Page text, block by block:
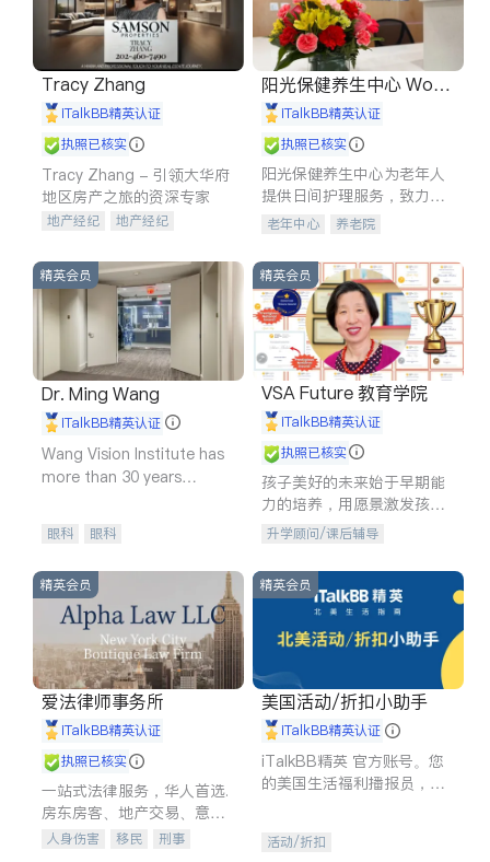
Tracy Zhang
iTalkBB精英认证
执照已核实
Tracy Zhang - 引领大华府
地区房产之旅的资深专家
地产经纪
地产经纪
商铺租售
开发商建商
阳光保健养生中心 World
shine
iTalkBB精英认证
执照已核实
阳光保健养生中心为老年人
提供日间护理服务，致力于
通过持续的护理创新来有效
老年中心 养老院
精英会员
Dr. Ming Wang
iTalkBB精英认证
Wang Vision Institute has
more than 30 years
眼科 眼科
精英会员
VSA Future 教育学院
iTalkBB精英认证
执照已核实
孩子美好的未来始于早期能
力的培养，用愿景激发孩子
的学习潜力和动力。理念：
拥有成长型心态是成功的基
石。
升学顾问/课后辅导
精英会员
爱法律师事务所
iTalkBB精英认证
执照已核实
一站式法律服务，华人首选.
房东房客、地产交易、意外
伤害、车祸重伤、商业诉
人身伤害 移民
刑事
精英会员
美国活动/折扣小助手
iTalkBB精英认证
iTalkBB精英 官方账号。您
的美国生活福利播报员，精
专属福利。
活动/折扣